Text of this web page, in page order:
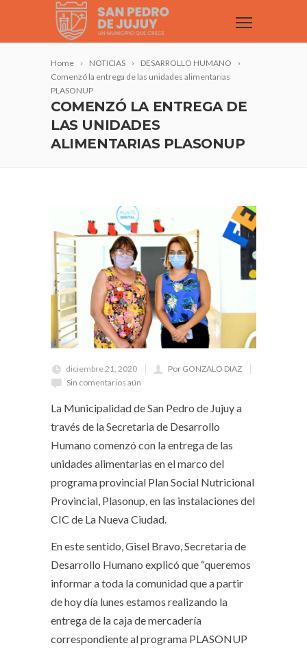
Home NOTICIAS
DESARROLLO HUMANO
Comenzó la entrega de las unidades alimentarias
PLASONUP
COMENZÓ LA ENTREGA DE
LAS UNIDADES
ALIMENTARIAS PLASONUP
diciembre 21, 2020
Por GONZALO DIAZ
Sin comentarios aún
La Municipalidad de San Pedro de Jujuy a
través de la Secretaria de Desarrollo
Humano comenzó con la entrega de las
unidades alimentarias en el marco del
programa provincial Plan Social Nutricional
Provincial, Plasonup, en las instalaciones del
CIC de La Nueva Ciudad.
En este sentido, Gisel Bravo, Secretaria de
Desarrollo Humano explicó que “queremos
informar a toda la comunidad que a partir
de hoy día lunes estamos realizando la
entrega de la caja de mercadería
correspondiente al programa PLASONUP